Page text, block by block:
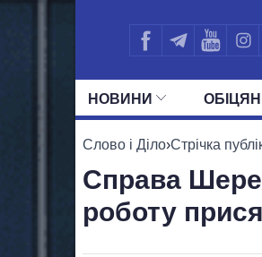
НОВИНИ
УСІ
Слово і Діло›Стрічка
Справа
роботу